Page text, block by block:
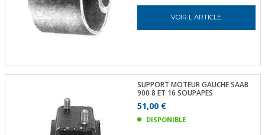
VOIR L ARTICLE
SUPPORT MOTEUR GAUCHE SAAB
900 8 ET 16 SOUPAPES
51,00 €
DISPONIBLE